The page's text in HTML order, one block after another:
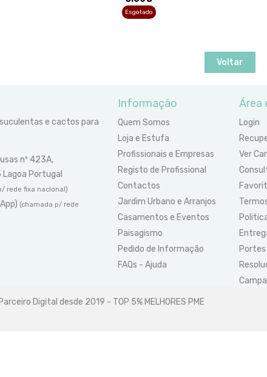
Esgotado
Voltar
e cactos para
nº 423A,
Portugal
rede fixa nacional)
(chamada p/ rede
Informação
Quem Somos
Loja e Estufa
Profissionais e Empresas
Registo de Profissional
Contactos
Jardim Urbano e Arranjos
Casamentos e Eventos
Paisagismo
Pedido de Informação
FAQs - Ajuda
Área
Login
Ver
Portes
Parceiro Digital desde 2019 - TOP 5% MELHORES PME